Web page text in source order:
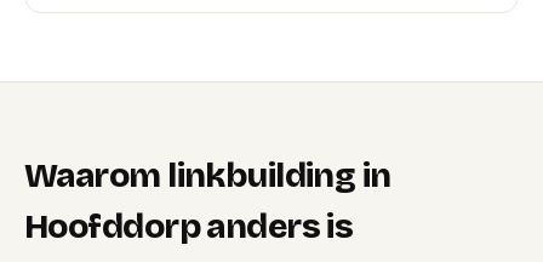
Waarom linkbuilding in
Hoofddorpanders is